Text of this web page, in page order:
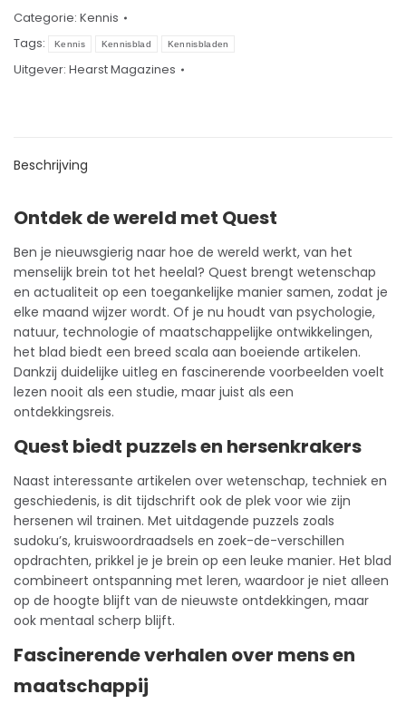
Categorie: Kennis
Tags:
Kennis Kennisblad Kennisbladen
Uitgever: Hearst Magazines
Beschrijving
Ontdek de wereld met Quest
Ben je nieuwsgierig naar hoe de wereld werkt, van het
menselijk brein tot het heelal? Quest brengt wetenschap
en actualiteit op een toegankelijke manier samen, zodat je
elke maand wijzer wordt. Of je nu houdt van psychologie,
natuur, technologie of maatschappelijke ontwikkelingen,
het blad biedt een breed scala aan boeiende artikelen.
Dankzij duidelijke uitleg en fascinerende voorbeelden voelt
lezen nooit als een studie, maar juist als een
ontdekkingsreis.
Quest biedt puzzels en hersenkrakers
Naast interessante artikelen over wetenschap, techniek en
geschiedenis, is dit tijdschrift ook de plek voor wie zijn
hersenen wil trainen. Met uitdagende puzzels zoals
sudoku’s, kruiswoordraadsels en zoek-de-verschillen
opdrachten, prikkel je je brein op een leuke manier. Het blad
combineert ontspanning met leren, waardoor je niet alleen
op de hoogte blijft van de nieuwste ontdekkingen, maar
ook mentaal scherp blijft.
Fascinerende verhalen over mens en
maatschappij